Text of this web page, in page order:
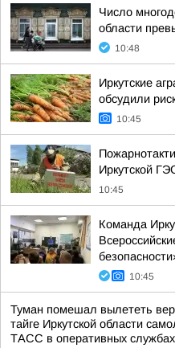
Число
области
10:48
Иркутские
обсудили
10:45
Иркутской
10:45
Команда
10:45
Туман помешал вылететь
тайге Иркутской области
ТАСС в оперативных